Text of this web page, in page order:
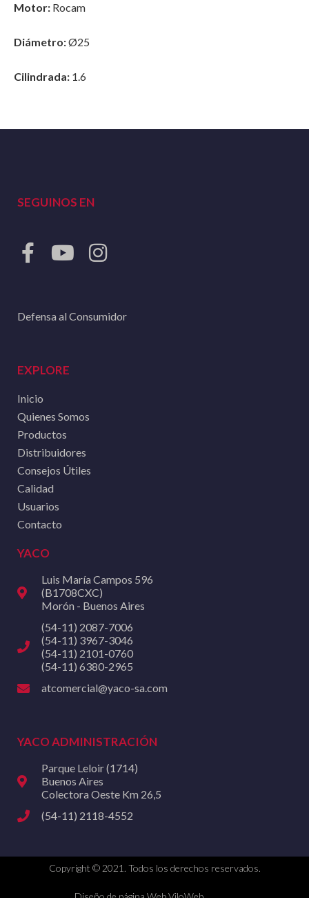
Motor: Rocam
Diámetro:Ø25
Cilindrada: 1.6
SEGUINOS EN
Defensa al Consumidor
EXPLORE
Inicio
Quienes Somos
Productos
Distribuidores
Consejos Útiles
Calidad
Usuarios
Contacto
YACO
Luis María Campos 596
(B1708CXC)
Morón - Buenos Aires
(54-11) 2087-7006
(54-11) 3967-3046
(54-11) 2101-0760
(54-11) 6380-2965
atcomercial@yaco-sa.com
YACO ADMINISTRACIÓN
Parque Leloir (1714)
Buenos Aires
Colectora Oeste Km 26,5
(54-11) 2118-4552
Copyright © 2021. Todos los derechos reservados.